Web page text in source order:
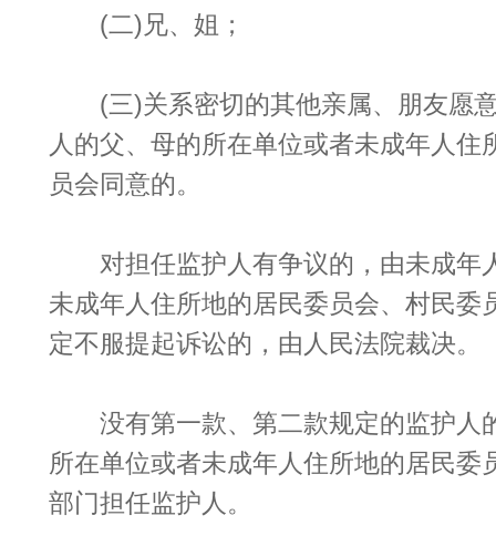
(二)兄、姐；
(三)关系密切的其他亲属、朋友愿意
人的父、母的所在单位或者未成年人
员会同意的。
对担任监护人有争议的，由未成年
未成年人住所地的居民委员会、村民委
定不服提起诉讼的，由人民法院裁决。
没有第一款、第二款规定的监护人
所在单位或者未成年人住所地的居民委
部门担任监护人。